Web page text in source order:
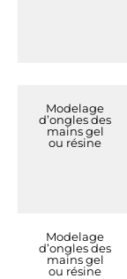
Modelage
d’ongles des
mains gel
ou résine
Modelage
d’ongles des
mains gel
ou résine